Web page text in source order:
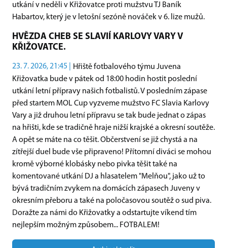
utkání v neděli v Křižovatce proti mužstvu TJ Baník
Habartov, který je v letošní sezóně nováček v 6. lize mužů.
HVĚZDA CHEB SE SLAVIÍ KARLOVY VARY V
KŘIŽOVATCE.
23. 7. 2026, 21:45 |
Hřiště fotbalového týmu Juvena
Křižovatka bude v pátek od 18:00 hodin hostit poslední
utkání letní přípravy našich fotbalistů. V posledním zápase
před startem MOL Cup vyzveme mužstvo FC Slavia Karlovy
Vary a již druhou letní přípravu se tak bude jednat o zápas
na hřišti, kde se tradičně hraje nižší krajské a okresní soutěže.
A opět se máte na co těšit. Občerstvení se již chystá a na
zítřejší duel bude vše připraveno! Přítomní diváci se mohou
kromě výborné klobásky nebo pivka těšit také na
komentované utkání DJ a hlasatelem "Melňou", jako už to
bývá tradičním zvykem na domácích zápasech Juveny v
okresním přeboru a také na poločasovou soutěž o sud piva.
Doražte za námi do Křižovatky a odstartujte víkend tím
nejlepším možným způsobem... FOTBALEM!